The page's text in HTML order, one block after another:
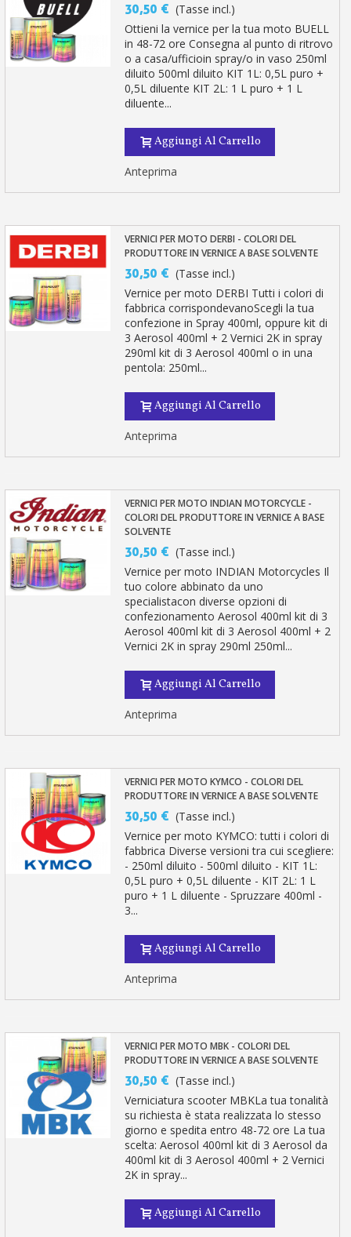
30,50 € (Tasse incl.)
Ottieni la vernice per la tua moto BUELL
in 48-72 ore Consegna al punto di ritrovo
o a casa/ufficioin spray/o in vaso 250ml
diluito 500ml diluito KIT 1L: 0,5L puro +
0,5L diluente KIT 2L: 1 L puro + 1 L
diluente...
Aggiungi Al Carrello
Anteprima
VERNICI PER MOTO DERBI - COLORI DEL
PRODUTTORE IN VERNICE A BASE SOLVENTE
30,50 € (Tasse incl.)
Vernice per moto DERBI Tutti i colori di
fabbrica corrispondevanoScegli la tua
confezione in Spray 400ml, oppure kit di
3 Aerosol 400ml + 2 Vernici 2K in spray
290ml kit di 3 Aerosol 400ml o in una
pentola: 250ml...
Aggiungi Al Carrello
Anteprima
VERNICI PER MOTO INDIAN MOTORCYCLE -
COLORI DEL PRODUTTORE IN VERNICE A BASE
SOLVENTE
30,50 € (Tasse incl.)
Vernice per moto INDIAN Motorcycles Il
tuo colore abbinato da uno
specialistacon diverse opzioni di
confezionamento Aerosol 400ml kit di 3
Aerosol 400ml kit di 3 Aerosol 400ml + 2
Vernici 2K in spray 290ml 250ml...
Aggiungi Al Carrello
Anteprima
VERNICI PER MOTO KYMCO - COLORI DEL
PRODUTTORE IN VERNICE A BASE SOLVENTE
30,50 € (Tasse incl.)
Vernice per moto KYMCO: tutti i colori di
fabbrica Diverse versioni tra cui scegliere:
- 250ml diluito - 500ml diluito - KIT 1L:
0,5L puro + 0,5L diluente - KIT 2L: 1 L
puro + 1 L diluente - Spruzzare 400ml -
3...
Aggiungi Al Carrello
Anteprima
VERNICI PER MOTO MBK - COLORI DEL
PRODUTTORE IN VERNICE A BASE SOLVENTE
30,50 € (Tasse incl.)
Verniciatura scooter MBKLa tua tonalità
su richiesta è stata realizzata lo stesso
giorno e spedita entro 48-72 ore La tua
scelta: Aerosol 400ml kit di 3 Aerosol da
400ml kit di 3 Aerosol 400ml + 2 Vernici
2K in spray...
Aggiungi Al Carrello